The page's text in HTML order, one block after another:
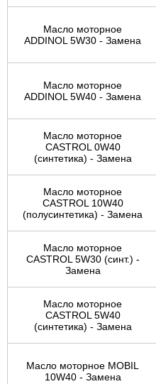
Масло моторное
ADDINOL 5W30 - Замена
Масло моторное
ADDINOL 5W40 - Замена
Масло моторное
CASTROL 0W40
(синтетика) - Замена
Масло моторное
CASTROL 10W40
(полусинтетика) - Замена
Масло моторное
CASTROL 5W30 (синт.) -
Замена
Масло моторное
CASTROL 5W40
(синтетика) - Замена
Масло моторное MOBIL
10W40 - Замена